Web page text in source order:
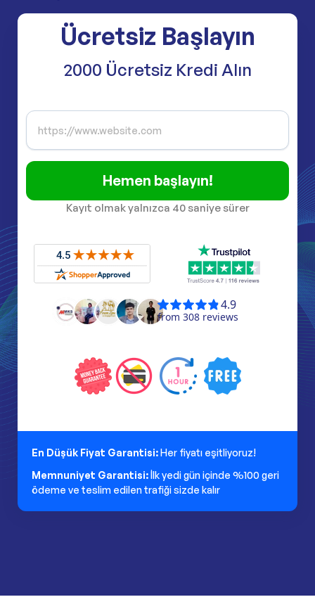
Ücretsiz Başlayın
2000 Ücretsiz Kredi Alın
Hemen başlayın!
Kayıt olmak yalnızca 40 saniye sürer
En Düşük Fiyat Garantisi:Her fiyatı eşitliyoruz!
Memnuniyet Garantisi:İlk yedi gün içinde %100 geri
ödeme ve teslim edilen trafiği sizde kalır